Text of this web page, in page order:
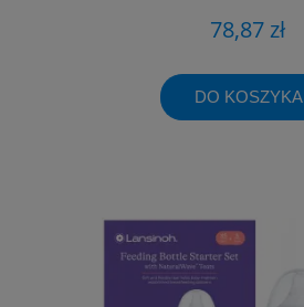
78,87 zł
DO KOSZYKA